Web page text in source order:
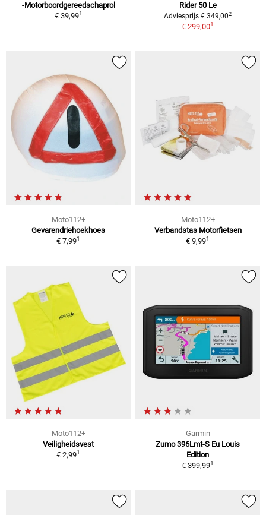
-Motorboordgereedschaprol
€ 39,991
Rider 50 Le
Adviesprijs € 349,002
€ 299,001
Moto112+
Gevarendriehoekhoes
€ 7,991
Moto112+
Verbandstas Motorfietsen
€ 9,991
Moto112+
Veiligheidsvest
€ 2,991
Garmin
Zumo 396Lmt-S Eu Louis
Edition
€ 399,991